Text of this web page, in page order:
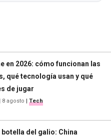
en 2026: cómo funcionan las
qué tecnología usan y qué
de jugar
8 agosto Tech
botella del galio: China